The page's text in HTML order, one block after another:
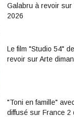
Galabru à revoir sur
2026
Le film "Studio 54"
revoir sur Arte
"Toni en famille"
diffusé sur France 2